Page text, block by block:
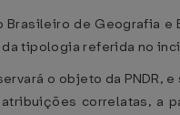
de Geografia
tipologia referida no
o objeto da
correlatas, a